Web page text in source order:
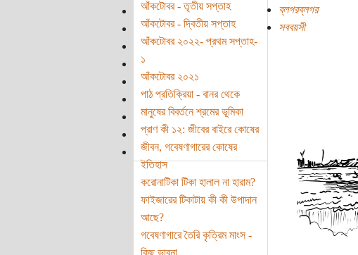
আঁকটোবর - তৃতীয় সপ্তাহ
আঁকটোবর - দ্বিতীয় সপ্তাহ
আঁকটোবর ২০২২- প্রথম সপ্তাহ-
১
আঁকটোবর ২০২১
পাঠ প্রতিক্রিয়া - বানর থেকে
মানুষের বিবর্তনে শ্রমের ভূমিকা
প্রাণ কী ১২: জীবের বাইরে কোষের
জীবন, গবেষণাগারের কোষের
ইতিহাস
করোনাটিকা টিকা হালাল না হারাম?
ফাইজারের টিকাটায় কী কী উপাদান
আছে?
গবেষণাগারে তৈরি কৃত্রিম মাংস -
কিছু ভাবনা
ব্লগরব্লগর
সববয়সী